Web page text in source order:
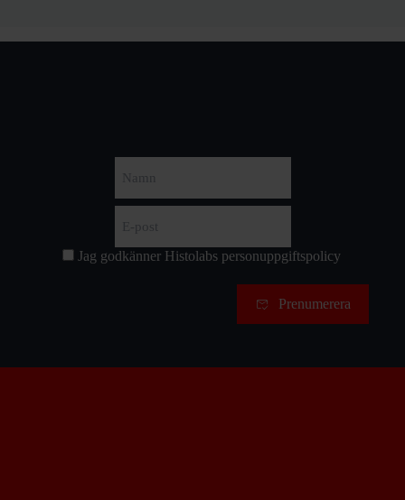
post
Samtycke
Jag godkänner Histolabs personuppgiftspolicy
Prenumerera